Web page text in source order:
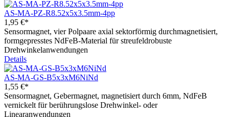
AS-MA-PZ-R8.52x5x3.5mm-4pp
1,95 €*
Sensormagnet, vier Polpaare axial sektorförmig durchmagnetisiert,
formgepresstes NdFeB-Material für streufeldrobuste
Drehwinkelanwendungen
Details
AS-MA-GS-B5x3xM6NiNd
1,55 €*
Sensormagnet, Gebermagnet, magnetisiert durch 6mm, NdFeB
vernickelt für berührungslose Drehwinkel- oder
Linearanwendungen